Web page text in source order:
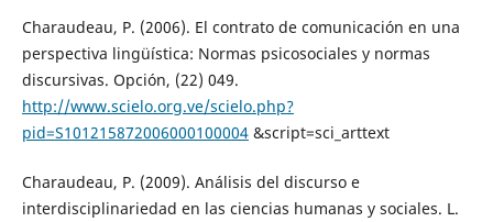
Charaudeau, P. (2006). El contrato de comunicación en una
perspectiva lingüística: Normas psicosociales y normas
discursivas. Opción, (22) 049.
http://www.scielo.org.ve/scielo.php?
pid=S101215872006000100004&script=sci_arttext
Charaudeau, P. (2009). Análisis del discurso e
interdisciplinariedad en las ciencias humanas y sociales. L.